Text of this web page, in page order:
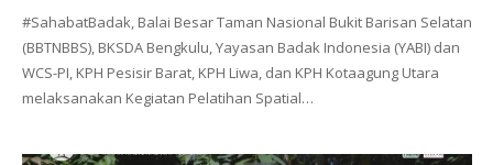
#SahabatBadak, Balai Besar Taman Nasional Bukit Barisan Selatan
(BBTNBBS), BKSDA Bengkulu, Yayasan Badak Indonesia (YABI) dan
WCS-PI, KPH Pesisir Barat, KPH Liwa, dan KPH Kotaagung Utara
melaksanakan Kegiatan Pelatihan Spatial…